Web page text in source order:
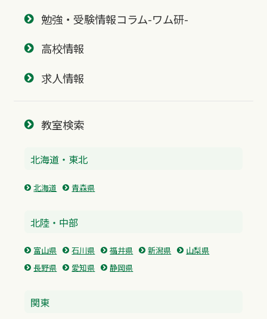
勉強・受験情報コラム-ワム研-
高校情報
求人情報
教室検索
北海道・東北
北海道 青森県
北陸・中部
富山県 石川県 福井県 新潟県
山梨県
長野県
愛知県 静岡県
関東